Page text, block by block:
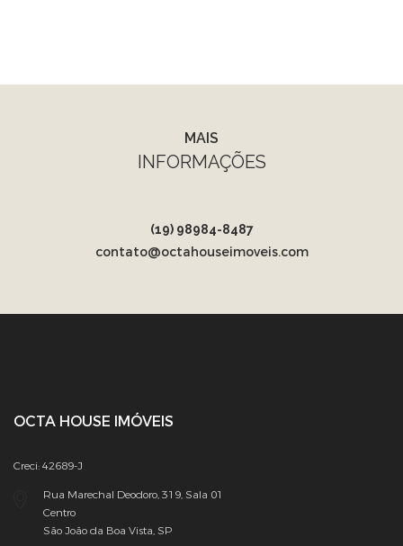
MAIS
INFORMAÇÕES
(19) 98984-8487
contato@octahouseimoveis.com
OCTA HOUSE IMÓVEIS
Creci: 42689-J
Rua Marechal Deodoro, 319, Sala 01
Centro
São João da Boa Vista, SP